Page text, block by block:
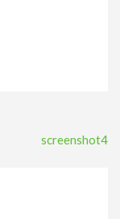
screenshot4